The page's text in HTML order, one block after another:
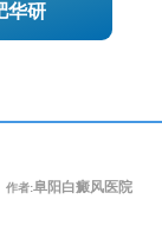
华研
作者:阜阳白癜风医院